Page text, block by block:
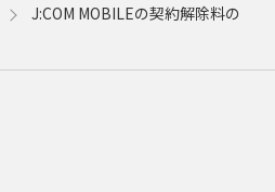
J:COM MOBILEの契約解除料の